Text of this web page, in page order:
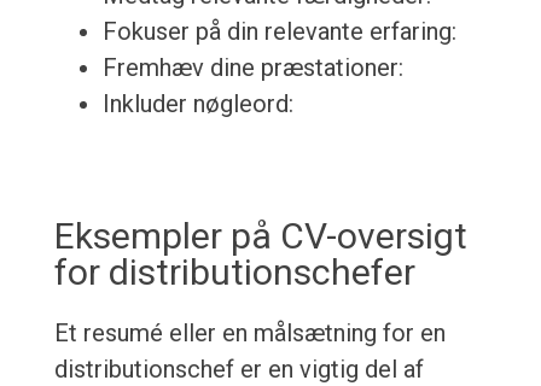
Fokuser på din relevante erfaring:
Fremhæv dine præstationer:
Inkluder nøgleord:
Eksempler på CV-oversigt
for distributionschefer
Et resumé eller en målsætning for en
distributionschef er en vigtig del af